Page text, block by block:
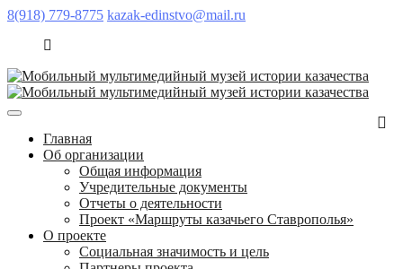
8(918) 779-8775 kazak-edinstvo@mail.ru
Главная
Об организации
Общая информация
Учредительные документы
Отчеты о деятельности
Проект «Маршруты казачьего Ставрополья»
О проекте
Социальная значимость и цель